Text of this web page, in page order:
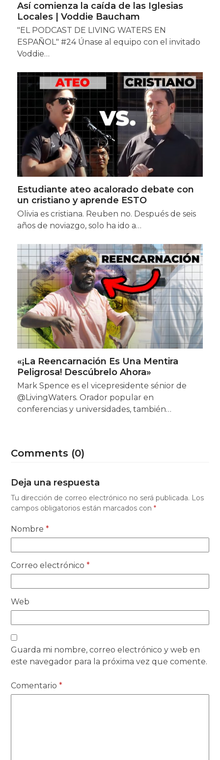
Así comienza la caída de las Iglesias
Locales | Voddie Baucham
"EL PODCAST DE LIVING WATERS EN
ESPAÑOL" #24 Únase al equipo con el invitado
Voddie…
Estudiante ateo acalorado debate con
un cristiano y aprende ESTO
Olivia es cristiana. Reuben no. Después de seis
años de noviazgo, solo ha ido a…
«¡La Reencarnación Es Una Mentira
Peligrosa! Descúbrelo Ahora»
Mark Spence es el vicepresidente sénior de
@LivingWaters. Orador popular en
conferencias y universidades, también…
Comments (0)
Deja una respuesta
Tu dirección de correo electrónico no será publicada. Los
campos obligatorios están marcados con*
Nombre*
Correo electrónico*
Web
Guarda mi nombre, correo electrónico y web en
este navegador para la próxima vez que comente.
Comentario*